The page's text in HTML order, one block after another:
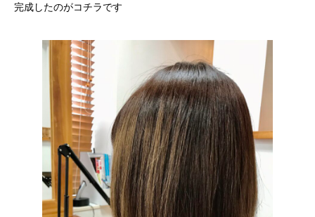
完成したのがコチラです